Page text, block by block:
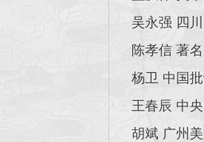
吴永强 四
陈孝信 著
杨卫 中国
王春辰 中
胡斌 广州